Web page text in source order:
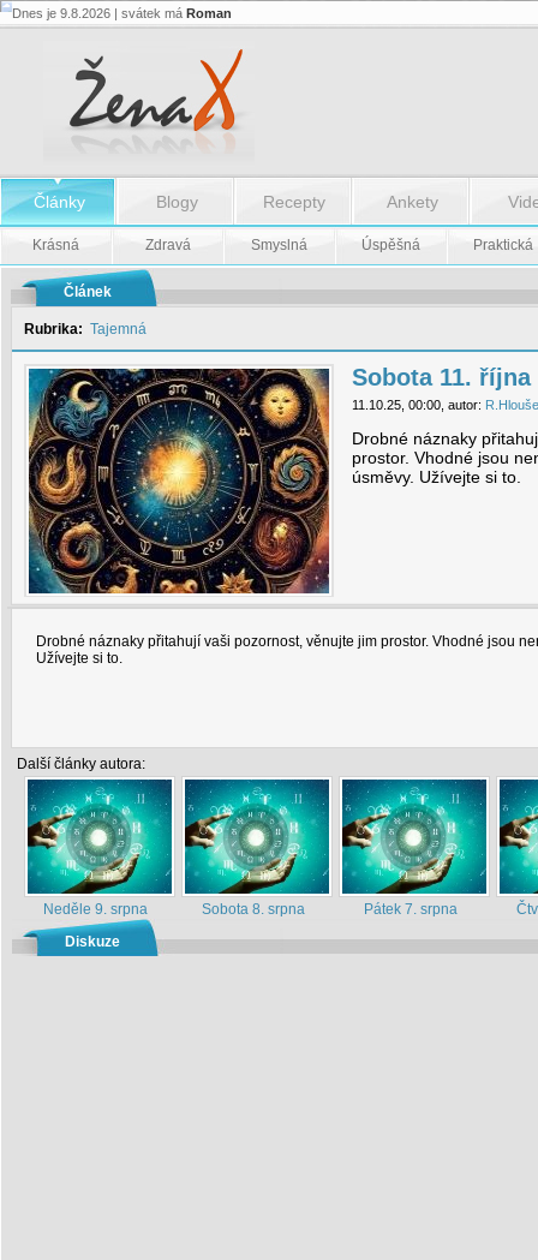
Sobota
Dnes je 9.8.2026 | svátek má Roman
Články Blogy Recepty Ankety
Krásná Zdravá Smyslná Úspěšná Praktická
Článek
Rubrika: Tajemná
Sobota 11. října
11.10.25, 00:00, autor:
Drobné náznaky
prostor. Vhodné jsou
úsměvy. Užívejte si to.
Drobné náznaky přitahují vaši pozornost, věnujte jim prostor. Vhodné jsou
Užívejte si to.
Další články autora:
Neděle 9. srpna Sobota 8. srpna Pátek 7. srpna
Diskuze